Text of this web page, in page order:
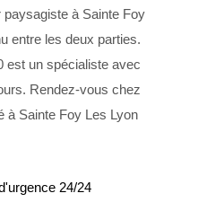
à Sainte Foy
entre les deux parties.
est un spécialiste avec
Rendez-vous chez
à Sainte Foy Les Lyon
24/24